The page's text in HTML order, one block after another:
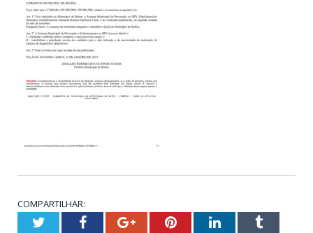
COMPARTILHAR:
TwitterFacebookGoogle+PinterestLinkedInTumblr